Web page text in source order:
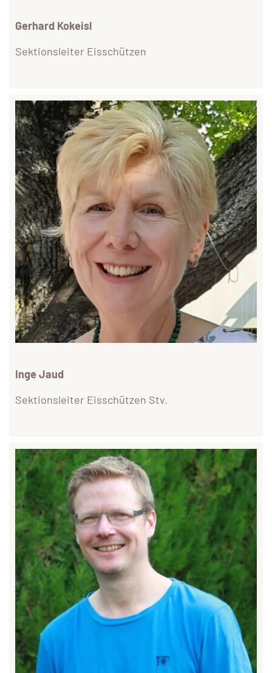
Gerhard Kokeisl
Sektionsleiter Eisschützen
Inge Jaud
Sektionsleiter Eisschützen Stv.